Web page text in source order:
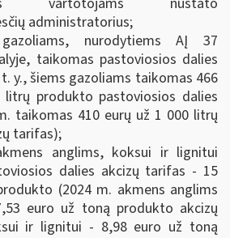
administratorius;
gazoliams, nurodytiems AĮ 37
taikomas pastoviosios dalies
y., šiems gazoliams taikomas 466
litrų produkto pastoviosios dalies
taikomas 410 eurų už 1 000 litrų
tarifas);
anglims, koksui ir lignitui
dalies akcizų tarifas - 15
(2024 m. akmens anglims
euro už toną produkto akcizų
ir lignitui - 8,98 euro už toną